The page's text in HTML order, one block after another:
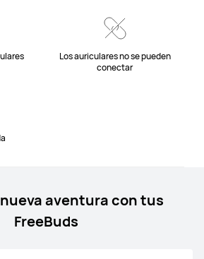
Los auriculares no se pueden
conectar
aventura con tus
FreeBuds